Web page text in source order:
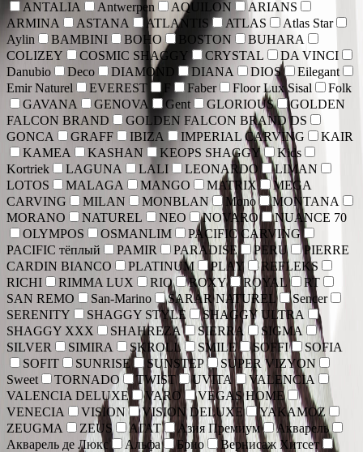
ANTALIA Antwerpen AQUILON
ARIANS
ARMINA
ASTANA ATLANTIS ATLAS
Atlas Star
Aylin
BAMBINI BOHO BOSTON
BUHARA
COLIZEY
COSMIC SHAGGY CRYSTAL
DA VINCI
Danubio
Deco DIAMOND DIANA DIOS
Eilegant
Emir Naturel
EVEREST F Faber Floor Lux Sisal
Folk
GAVANA
GENOVA Gent GLORIOUS
GOLDEN
FALCON BRAND
GOLDEN FALCON BRAND DS
GONCA
GRAFF IBIZA IMPERIAL CARVING
KAIR
KAMEA
KASHAN KEOPS SHAGGY
Kids
Kortriek
LAGUNA LALI LEONARDO
LIMAN
LOTOS
MALAGA MANGO MATRIX
MEGA
CARVING
MILAN MONBLAN Mono
MONTANA
MORANO
NATUREL NEO NOVARO
NUANCE 70
OLYMPOS
OSMANLIM
PACIFIC CARVING
PACIFIC тёплый
PAMIR PARADISE PERU
PIERRE
CARDIN BIANCO
PLATINUM PLAY
REFLEKS
RICHI
RIMMA LUX RIO ROXY ROYAL
RT
SAN REMO
San-Marino SARAR NATUREL
Sencer
SERENITY
SHAGGY STYLE
SHAGGY ULTRA
SHAGGY XXX
SHAHREZA SIERRA
SIGMA
SILVER
SIMIRA SKROLL SMILE SOFFI
SOFIA
SOFIT
SUNRISE SUNSTEP
SUPER VIZYON
Sweet
TORNADO TWIST UVITA
VALENCIA
VALENCIA DELUXE
VARO
VEGAS HOME
VENECIA
VISION VISION DELUXE
YAKAMOZ
ZEUGMA
ZEUS АГАТ Азия Премиум
Акварель
Акварель де Люкс
Альфа Брио
Вернисаж Хитсет